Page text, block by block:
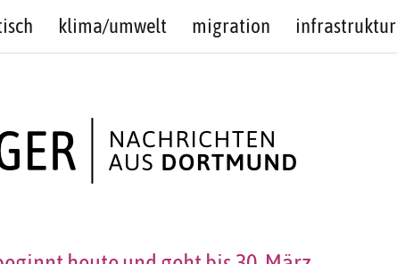
klima/umwelt migration infrastruktur